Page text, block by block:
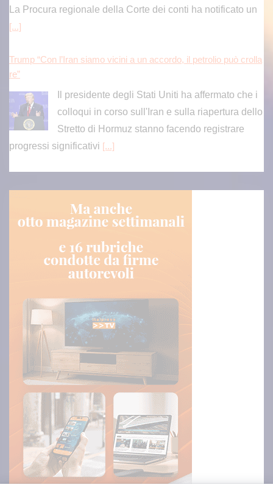
La Procura regionale della Corte dei conti ha notificato un
[...]
Trump “Con l’Iran siamo vicini a un accordo, il petrolio può crolla
re”
Il presidente degli Stati Uniti ha affermato che i
colloqui in corso sull'Iran e sulla riapertura dello
Stretto di Hormuz stanno facendo registrare
progressi significativi [...]